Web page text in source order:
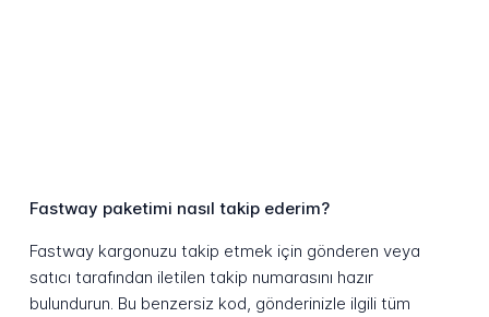
Fastway paketimi nasıl takip ederim?
Fastway kargonuzu takip etmek için gönderen veya
satıcı tarafından iletilen takip numarasını hazır
bulundurun. Bu benzersiz kod, gönderinizle ilgili tüm